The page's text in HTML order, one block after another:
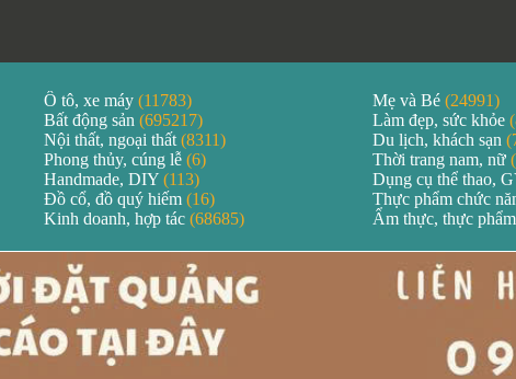
Ô tô, xe máy (11783) Mẹ và Bé (24991)
Bất động sản (695217) Làm đẹp, sức khỏe
Nội thất, ngoại thất (8311) Du lịch, khách sạn
Phong thủy, cúng lễ (6) Thời trang nam, nữ
Handmade, DIY (113) Dụng cụ thể thao,
Đồ cổ, đồ quý hiếm (16) Thực phẩm chức
Kinh doanh, hợp tác (68685) Ẩm thực, thực phẩm